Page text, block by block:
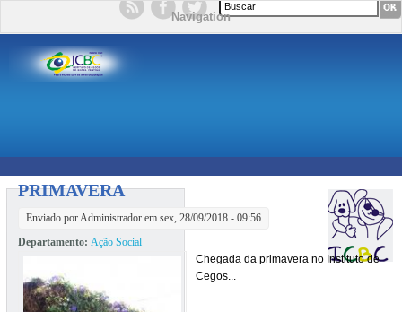
NavigationFormulário de busca
PRIMAVERA
Enviado porAdministrador em sex, 28/09/2018 - 09:56
Departamento: Ação Social
Chegada da primavera no Instituto de
Cegos...